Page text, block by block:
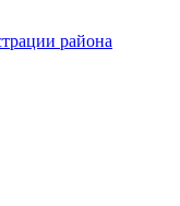
района